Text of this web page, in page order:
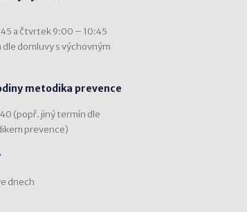
a čtvrtek 9:00 – 10:45
domluvy s výchovným
metodika prevence
(popř. jiný termín dle
prevence)
dnech